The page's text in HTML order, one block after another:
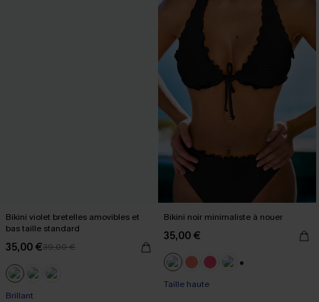
Bikini violet bretelles amovibles et
bas taille standard
35,00 €39,00 €
Brillant
Bikini noir minimaliste à nouer
35,00 €
Taille haute